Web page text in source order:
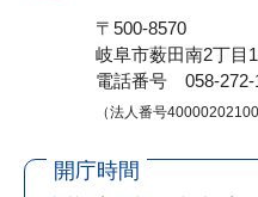
〒500-8570
岐阜市薮田南2丁目
電話番号 058-272-
（法人番号
開庁時間